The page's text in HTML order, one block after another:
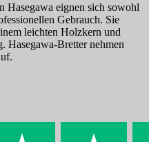
Hasegawa eignen sich sowohl
Gebrauch. Sie
leichten Holzkern und
Hasegawa-Bretter nehmen